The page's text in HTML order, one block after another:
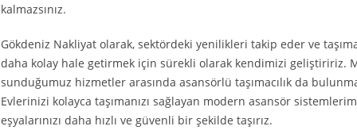
kalmazsınız.
Gökdeniz Nakliyat olarak, sektördeki yenilikleri takip eder ve
daha kolay hale getirmek için sürekli olarak kendimizi geliştiririz.
sunduğumuz hizmetler arasında asansörlü taşımacılık da
Evlerinizi kolayca taşımanızı sağlayan modern asansör
eşyalarınızı daha hızlı ve güvenli bir şekilde taşırız.